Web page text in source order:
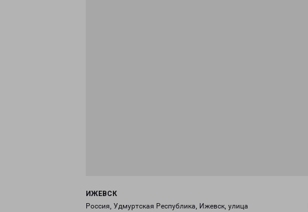
ИЖЕВСК
Россия, Удмуртская Республика, Ижевск, улица